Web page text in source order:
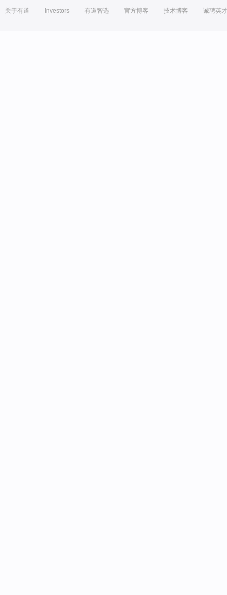
关于有道 Investors 有道智选 官方博客 技术博客 诚聘英才